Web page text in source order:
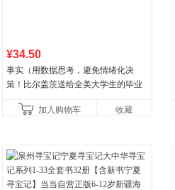
¥34.50
事实（用数据思考，避免情绪化决
策！比尔盖茨送给全美大学生的毕业
书！）读客经管文库
加入购物车 收藏